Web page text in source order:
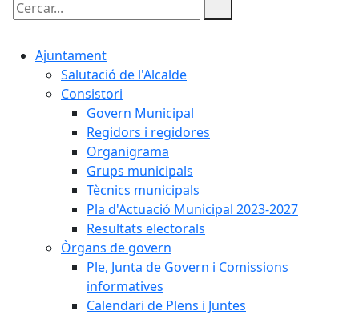
Cercar:
Ajuntament
Salutació de l'Alcalde
Consistori
Govern Municipal
Regidors i regidores
Organigrama
Grups municipals
Tècnics municipals
Pla d'Actuació Municipal 2023-2027
Resultats electorals
Òrgans de govern
Ple, Junta de Govern i Comissions
informatives
Calendari de Plens i Juntes